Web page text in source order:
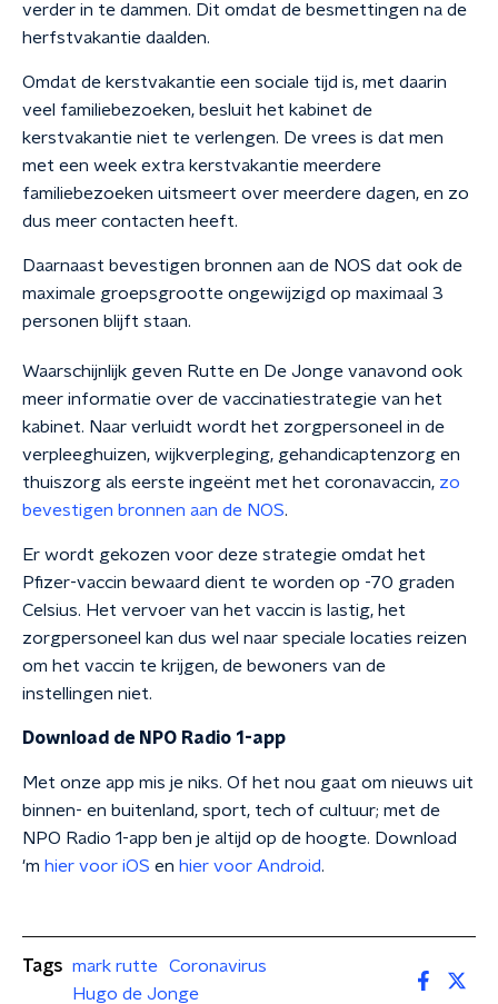
verder in te dammen. Dit omdat de besmettingen na de
herfstvakantie daalden.
Omdat de kerstvakantie een sociale tijd is, met daarin
veel familiebezoeken, besluit het kabinet de
kerstvakantie niet te verlengen. De vrees is dat men
met een week extra kerstvakantie meerdere
familiebezoeken uitsmeert over meerdere dagen, en zo
dus meer contacten heeft.
Daarnaast bevestigen bronnen aan de NOS dat ook de
maximale groepsgrootte ongewijzigd op maximaal 3
personen blijft staan.
Waarschijnlijk geven Rutte en De Jonge vanavond ook
meer informatie over de vaccinatiestrategie van het
kabinet. Naar verluidt wordt het zorgpersoneel in de
verpleeghuizen, wijkverpleging, gehandicaptenzorg en
thuiszorg als eerste ingeënt met het coronavaccin, zo
bevestigen bronnen aan de NOS.
Er wordt gekozen voor deze strategie omdat het
Pfizer-vaccin bewaard dient te worden op -70 graden
Celsius. Het vervoer van het vaccin is lastig, het
zorgpersoneel kan dus wel naar speciale locaties reizen
om het vaccin te krijgen, de bewoners van de
instellingen niet.
Download de NPO Radio 1-app
Met onze app mis je niks. Of het nou gaat om nieuws uit
binnen- en buitenland, sport, tech of cultuur; met de
NPO Radio 1-app ben je altijd op de hoogte. Download
'm hier voor iOS en hier voor Android.
Tags mark rutte
Coronavirus
Hugo de Jonge